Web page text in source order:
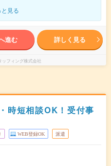
と見る
進む 詳しく見る
ッフィング株式会社
時短相談OK！受付事
WEB登録OK 派遣